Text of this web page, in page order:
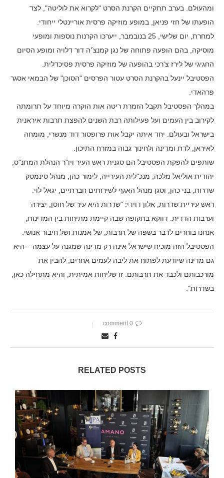
ומהעולם. בערב תתקיים הקרנת הסרט "לקרוא את לוליטה", לצד
הופעתו של חזי פניאן, במופע מוזיקה פרסית אוריינטלי ייחודי.
למחרת, יום שלישי, 25 בנובמבר, ייערכו הקרנות נוספות ומופעי
מוסיקה, בהם הופעה פתוחה של נגן קמנצ׳ה דור דלויה ומופע הסיום
החגיגי של לירז צ'רכי בהופעה של מוזיקה פרסית פסיכדלית.
הפסטיבל יינעל בהקרנת הסרט עטור הפרסים "הסוכן" של הבמאי אסגר
פרהאדי.
במהלך הפסטיבל תקבל הזמרת ריטה אות הוקרה מיוחד על תרומתה
לקירוב בין העמים ועל פעילותה רבת השנים להפצת תרבות איראנית
בישראל ובעולם. יחד איתה יקבל אות פרופסור דוד מנשרי, מומחה
לאיראן, לדת ומדינה ולחינוך גבוה במזרח התיכון.
שותפים להפקת הפסטיבל הם סגנית ראש העיר ויו"ר הנהלת המתנ"ס,
יהודית אוליאל מלכה, מנכ"לית העירייה, לימור כהן, מנהל סינמטק
שדרות, בני כהן, וסגן מנהל האגף לשירותים חברתיים, יגאל לוי.
ראש עיריית שדרות, אלון דוידי: "שדרות היא עיר של חוסן, יצירה
וערבות הדדית. דווקא בתקופה שבה קיימת מתיחות בין המדינות,
אנחנו בוחרים לדבר בשפה של תרבות, של אמנות ושל חיבור אנושי.
הפסטיבל הזה מוכיח שישראל אינה רק מדינה שמגנה על עצמה – היא
גם מדינה שיודעת לפתוח את ליבה לעמים אחרים, להבין את
מורכבותם ולכבד את תרבותם. זו שליחות אמיתית, והיא מתחילה כאן,
בשדרות".
0 comment
RELATED POSTS